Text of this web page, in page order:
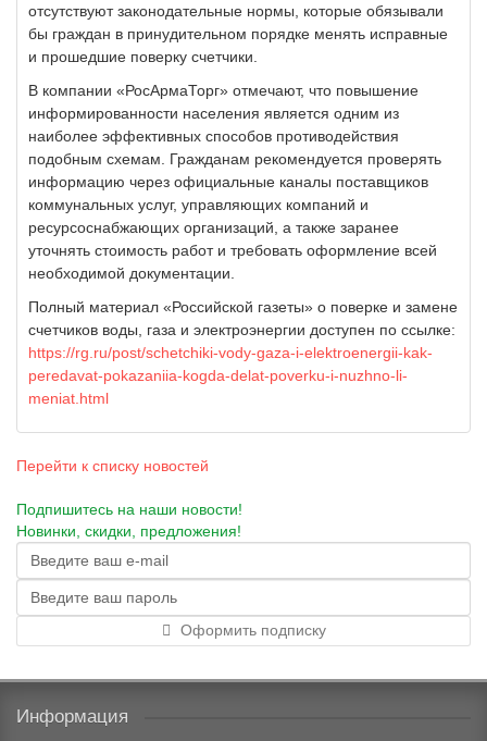
отсутствуют законодательные нормы, которые обязывали
бы граждан в принудительном порядке менять исправные
и прошедшие поверку счетчики.
В компании «РосАрмаТорг» отмечают, что повышение
информированности населения является одним из
наиболее эффективных способов противодействия
подобным схемам. Гражданам рекомендуется проверять
информацию через официальные каналы поставщиков
коммунальных услуг, управляющих компаний и
ресурсоснабжающих организаций, а также заранее
уточнять стоимость работ и требовать оформление всей
необходимой документации.
Полный материал «Российской газеты» о поверке и замене
счетчиков воды, газа и электроэнергии доступен по ссылке:
https://rg.ru/post/schetchiki-vody-gaza-i-elektroenergii-kak-
peredavat-pokazaniia-kogda-delat-poverku-i-nuzhno-li-
meniat.html
Перейти к списку новостей
Подпишитесь на наши новости!
Новинки, скидки, предложения!
Оформить подписку
Информация